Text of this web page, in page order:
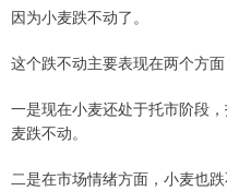
因为小麦跌不动了。
这个跌不动主要表现在两个方面
一是现在小麦还处于托市阶段
麦跌不动。
二是在市场情绪方面，小麦也跌